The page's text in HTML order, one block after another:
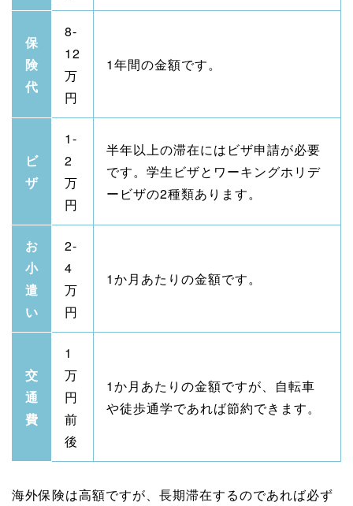
保
険
代
8-
12
万
円
1年間の金額です。
ビ
ザ
1-
2
万
円
半年以上の滞在にはビザ申請が必要
です。学生ビザとワーキングホリデ
ービザの2種類あります。
お
小
遣
い
2-
4
万
円
1か月あたりの金額です。
交
通
費
1
万
円
前
後
1か月あたりの金額ですが、自転車
や徒歩通学であれば節約できます。
海外保険は高額ですが、長期滞在するのであれば必ず